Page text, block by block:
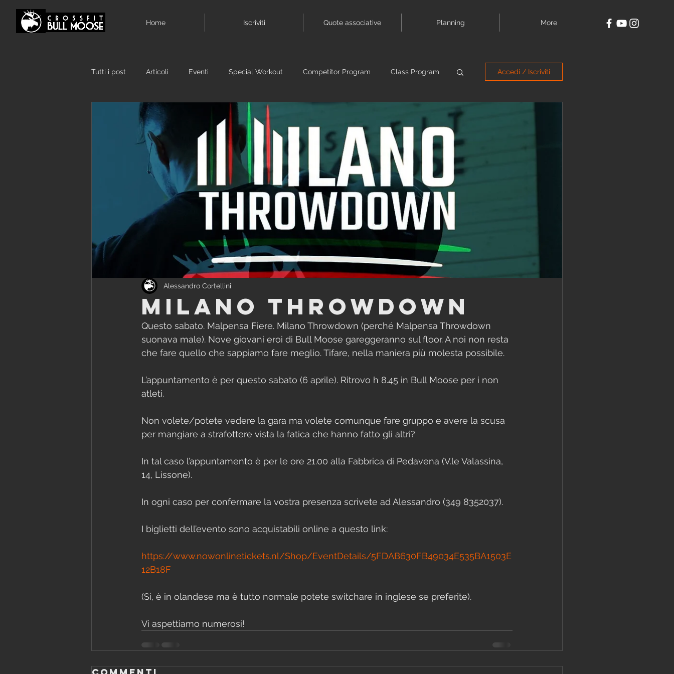
Home Iscriviti Quote associative Planning More
Tutti i post Articoli Eventi Special Workout Competitor Program Class Program Accedi / Iscriviti
Milano Throwdown
Alessandro Cortellini
Questo sabato. Malpensa Fiere. Milano Throwdown (perché Malpensa Throwdown
suonava male). Nove giovani eroi di Bull Moose gareggeranno sul floor. A noi non resta
che fare quello che sappiamo fare meglio. Tifare, nella maniera più molesta possibile.
L’appuntamento è per questo sabato (6 aprile). Ritrovo h 8.45 in Bull Moose per i non
atleti.
Non volete/potete vedere la gara ma volete comunque fare gruppo e avere la scusa
per mangiare a strafottere vista la fatica che hanno fatto gli altri?
In tal caso l’appuntamento è per le ore 21.00 alla Fabbrica di Pedavena (V.le Valassina,
14, Lissone).
In ogni caso per confermare la vostra presenza scrivete ad Alessandro (349 8352037).
I biglietti dell’evento sono acquistabili online a questo link:
https://www.nowonlinetickets.nl/Shop/EventDetails/5FDAB630FB49034E535BA1503E
12B18F
(Si, è in olandese ma è tutto normale potete switchare in inglese se preferite).
Vi aspettiamo numerosi!